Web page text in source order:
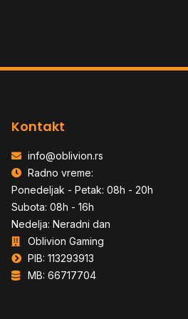
Kontakt
info@oblivion.rs
Radno vreme:
Ponedeljak - Petak: 08h - 20h
Subota: 08h - 16h
Nedelja: Neradni dan
Oblivion Gaming
PIB: 113293913
MB: 66717704